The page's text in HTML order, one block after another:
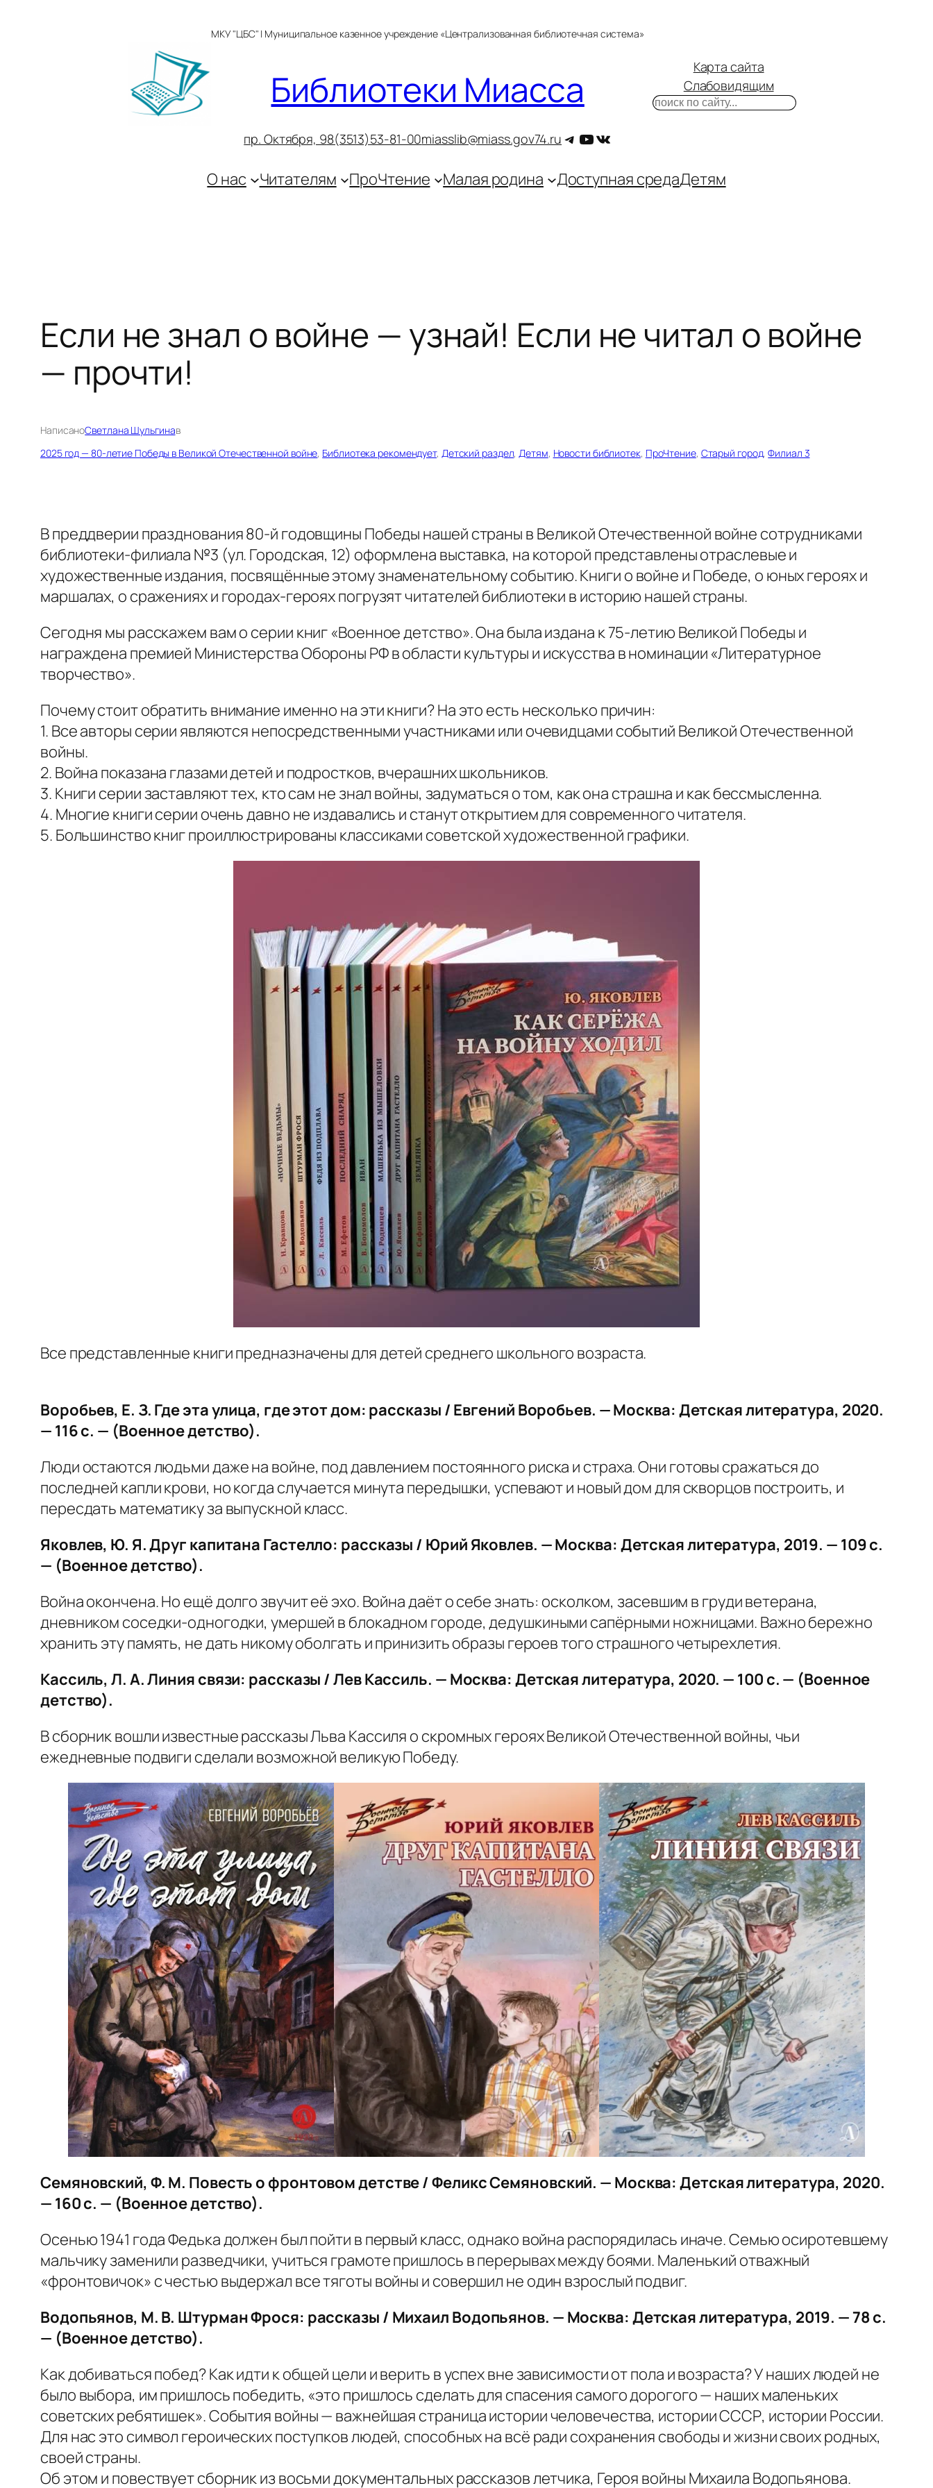
МКУ "ЦБС" | Муниципальное казенное учреждение «Централизованная библиотечная система»
Библиотеки Миасса
пр. Октября, 98(3513)53-81-00miasslib@miass.gov74.ru Telegram
YouTube
ВКонтакте
Карта сайта
Слабовидящим
Поиск
О нас Читателям ПроЧтение Малая родина Доступная средаДетям
Если не знал о войне — узнай! Если не читал о войне
— прочти!
НаписаноСветлана Шульгинав
2025 год — 80-летие Победы в Великой Отечественной войне, Библиотека рекомендует, Детский раздел, Детям, Новости библиотек, ПроЧтение, Старый город, Филиал 3
В преддверии празднования 80-й годовщины Победы нашей страны в Великой Отечественной войне сотрудниками
библиотеки-филиала №3 (ул. Городская, 12) оформлена выставка, на которой представлены отраслевые и
художественные издания, посвящённые этому знаменательному событию. Книги о войне и Победе, о юных героях и
маршалах, о сражениях и городах-героях погрузят читателей библиотеки в историю нашей страны.
Сегодня мы расскажем вам о серии книг «Военное детство». Она была издана к 75-летию Великой Победы и
награждена премией Министерства Обороны РФ в области культуры и искусства в номинации «Литературное
творчество».
Почему стоит обратить внимание именно на эти книги? На это есть несколько причин:
1. Все авторы серии являются непосредственными участниками или очевидцами событий Великой Отечественной
войны.
2. Война показана глазами детей и подростков, вчерашних школьников.
3. Книги серии заставляют тех, кто сам не знал войны, задуматься о том, как она страшна и как бессмысленна.
4. Многие книги серии очень давно не издавались и станут открытием для современного читателя.
5. Большинство книг проиллюстрированы классиками советской художественной графики.
Все представленные книги предназначены для детей среднего школьного возраста.
Воробьев, Е. З. Где эта улица, где этот дом: рассказы / Евгений Воробьев. — Москва: Детская литература, 2020.
— 116 с. — (Военное детство).
Люди остаются людьми даже на войне, под давлением постоянного риска и страха. Они готовы сражаться до
последней капли крови, но когда случается минута передышки, успевают и новый дом для скворцов построить, и
пересдать математику за выпускной класс.
Яковлев, Ю. Я. Друг капитана Гастелло: рассказы / Юрий Яковлев. — Москва: Детская литература, 2019. — 109 с.
— (Военное детство).
Война окончена. Но ещё долго звучит её эхо. Война даёт о себе знать: осколком, засевшим в груди ветерана,
дневником соседки-одногодки, умершей в блокадном городе, дедушкиными сапёрными ножницами. Важно бережно
хранить эту память, не дать никому оболгать и принизить образы героев того страшного четырехлетия.
Кассиль, Л. А. Линия связи: рассказы / Лев Кассиль. — Москва: Детская литература, 2020. — 100 с. — (Военное
детство).
В сборник вошли известные рассказы Льва Кассиля о скромных героях Великой Отечественной войны, чьи
ежедневные подвиги сделали возможной великую Победу.
Семяновский, Ф. М. Повесть о фронтовом детстве / Феликс Семяновский. — Москва: Детская литература, 2020.
— 160 с. — (Военное детство).
Осенью 1941 года Федька должен был пойти в первый класс, однако война распорядилась иначе. Семью осиротевшему
мальчику заменили разведчики, учиться грамоте пришлось в перерывах между боями. Маленький отважный
«фронтовичок» с честью выдержал все тяготы войны и совершил не один взрослый подвиг.
Водопьянов, М. В. Штурман Фрося: рассказы / Михаил Водопьянов. — Москва: Детская литература, 2019. — 78 с.
— (Военное детство).
Как добиваться побед? Как идти к общей цели и верить в успех вне зависимости от пола и возраста? У наших людей не
было выбора, им пришлось победить, «это пришлось сделать для спасения самого дорогого — наших маленьких
советских ребятишек». События войны — важнейшая страница истории человечества, истории СССР, истории России.
Для нас это символ героических поступков людей, способных на всё ради сохранения свободы и жизни своих родных,
своей страны.
Об этом и повествует сборник из восьми документальных рассказов летчика, Героя войны Михаила Водопьянова.